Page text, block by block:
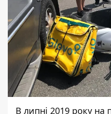
В липні 2019 року на